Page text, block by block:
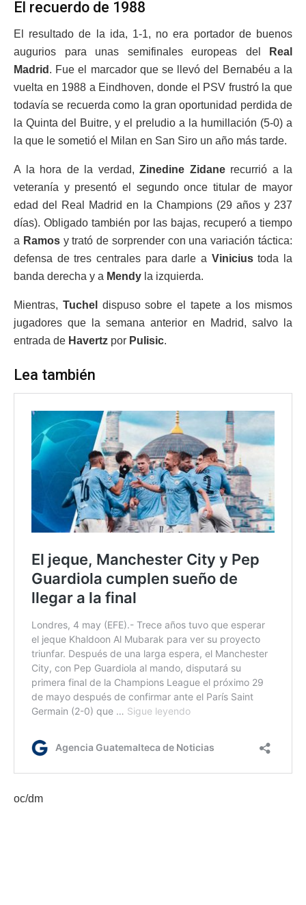
El recuerdo de 1988
El resultado de la ida, 1-1, no era portador de buenos
augurios para unas semifinales europeas del
Real
Madrid . Fue el marcador que se llevó del Bernabéu a la
vuelta en 1988 a Eindhoven, donde el PSV frustró la que
todavía se recuerda como la gran oportunidad perdida de
la Quinta del Buitre, y el preludio a la humillación (5-0) a
la que le sometió el Milan en San Siro un año más tarde.
A la hora de la verdad, Zinedine Zidanerecurrió a la
veteranía y presentó el segundo once titular de mayor
edad del Real Madrid en la Champions (29 años y 237
días). Obligado también por las bajas, recuperó a tiempo
a Ramosy trató de sorprender con una variación táctica:
defensa de tres centrales para darle a Viniciustoda la
banda derecha y a Mendy la izquierda.
Mientras, Tuchel
dispuso sobre el tapete a los mismos
jugadores que la semana anterior en Madrid, salvo la
entrada de Havertz por Pulisic.
Lea también
oc/dm